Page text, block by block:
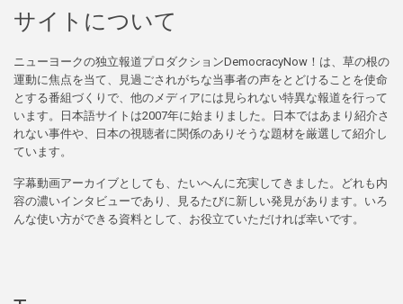
サイトについて
ニューヨークの独立報道プロダクションDemocracyNow！は、草の根の
運動に焦点を当て、見過ごされがちな当事者の声をとどけることを使命
とする番組づくりで、他のメディアには見られない特異な報道を行って
います。日本語サイトは2007年に始まりました。日本ではあまり紹介さ
れない事件や、日本の視聴者に関係のありそうな題材を厳選して紹介し
ています。
字幕動画アーカイブとしても、たいへんに充実してきました。どれも内
容の濃いインタビューであり、見るたびに新しい発見があります。いろ
んな使い方ができる資料として、お役立ていただければ幸いです。